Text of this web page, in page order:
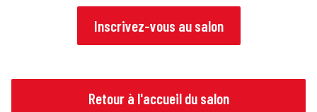
Inscrivez-vous au salon
Retour à l'accueil du salon